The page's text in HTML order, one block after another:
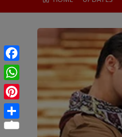
Facebook
WhatsApp
Pinterest
Share